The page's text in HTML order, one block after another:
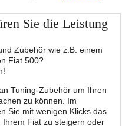
Sie die Leistung
Zubehör wie z.B. einem
Fiat 500?
Tuning-Zubehör um Ihren
zu können. Im
Sie mit wenigen Klicks das
Fiat zu steigern oder